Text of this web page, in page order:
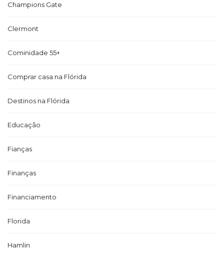
Champions Gate
Clermont
Cominidade 55+
Comprar casa na Flórida
Destinos na Flórida
Educação
Fianças
Finanças
Financiamento
Florida
Hamlin